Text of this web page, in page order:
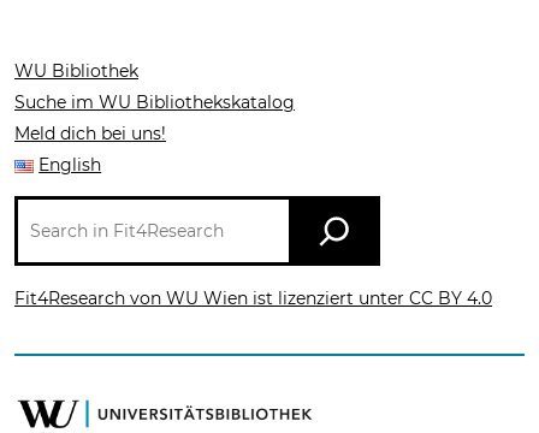
WU Bibliothek
Suche im WU Bibliothekskatalog
Meld dich bei uns!
English
Fit4Research
Fit4Research von WU Wien ist lizenziert unter CC BY 4.0